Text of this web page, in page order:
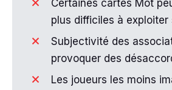
Certaines cartes Mot
plus difficiles à exploiter
Subjectivité des
provoquer des
Les joueurs les moins